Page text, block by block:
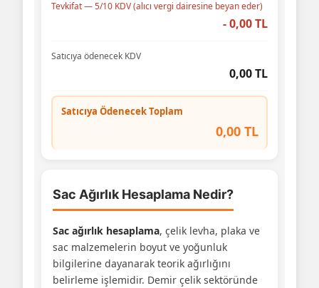
Tevkifat — 5/10 KDV (alıcı vergi dairesine beyan eder)
- 0,00 TL
Satıcıya ödenecek KDV
0,00 TL
Satıcıya Ödenecek Toplam
0,00 TL
Sac Ağırlık Hesaplama Nedir?
Sac ağırlık hesaplama, çelik levha, plaka ve
sac malzemelerin boyut ve yoğunluk
bilgilerine dayanarak teorik ağırlığını
belirleme işlemidir. Demir çelik sektöründe